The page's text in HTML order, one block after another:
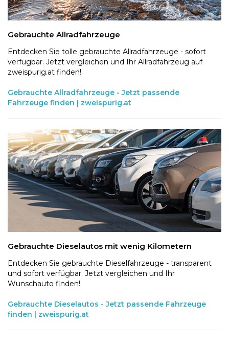
Gebrauchte Allradfahrzeuge
Entdecken Sie tolle gebrauchte Allradfahrzeuge - sofort
verfügbar. Jetzt vergleichen und Ihr Allradfahrzeug auf
zweispurig.at finden!
Gebrauchte Allradfahrzeuge - Jetzt passende
Fahrzeuge finden | zweispurig.at
Gebrauchte Dieselautos mit wenig Kilometern
Entdecken Sie gebrauchte Dieselfahrzeuge - transparent
und sofort verfügbar. Jetzt vergleichen und Ihr
Wunschauto finden!
Gebrauchte Dieselautos - Jetzt passende Fahrzeuge
finden | zweispurig.at